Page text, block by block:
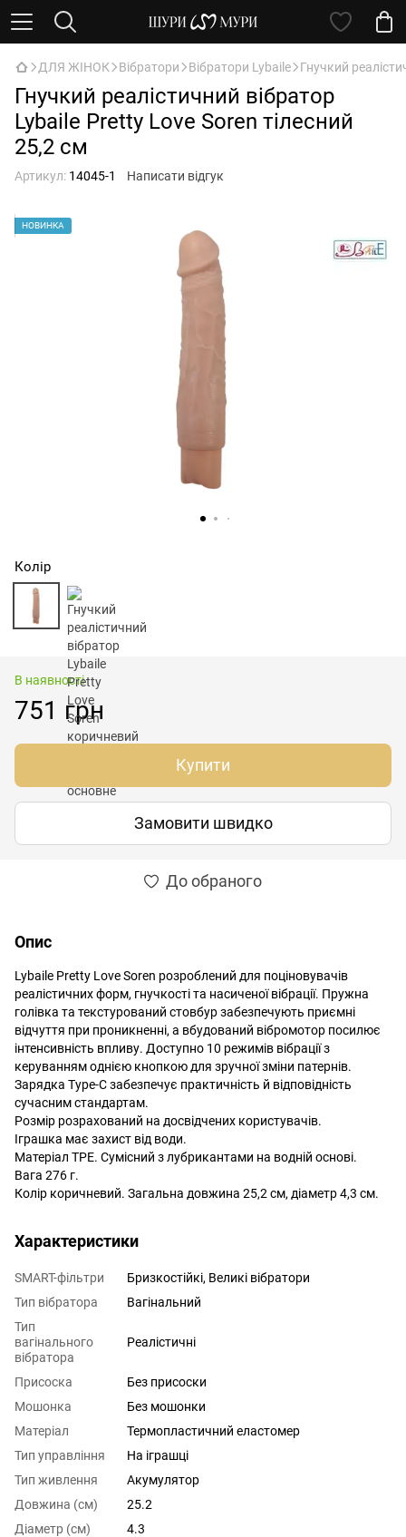
ДЛЯ ЖІНОК Вібратори Вібратори Lybaile Гнучкий
Гнучкий реалістичний вібратор
Lybaile Pretty Love Soren тілесний
25,2 см
Артикул: 14045-1 Написати відгук
НОВИНКА
Колір
В наявності
751 грн
Купити
Замовити швидко
До обраного
Опис
Lybaile Pretty Love Soren розроблений для поціновувачів
реалістичних форм, гнучкості та насиченої вібрації. Пружна
голівка та текстурований стовбур забезпечують приємні
відчуття при проникненні, а вбудований вібромотор посилює
інтенсивність впливу. Доступно 10 режимів вібрації з
керуванням однією кнопкою для зручної зміни патернів.
Зарядка Type-C забезпечує практичність й відповідність
сучасним стандартам.
Розмір розрахований на досвідчених користувачів.
Іграшка має захист від води.
Матеріал TPE. Сумісний з лубрикантами на водній основі.
Вага 276 г.
Колір коричневий. Загальна довжина 25,2 см, діаметр 4,3 см.
Характеристики
SMART-фільтри
Бризкостійкі, Великі вібратори
Тип вібратора
Вагінальний
Тип
вагінального
вібратора
Реалістичні
Присоска
Без присоски
Мошонка
Без мошонки
Матеріал
Термопластичний еластомер
Тип управління
На іграшці
Тип живлення
Акумулятор
Довжина (см)
25.2
Діаметр (см)
4.3